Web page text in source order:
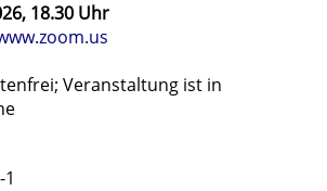
18.30 Uhr
Veranstaltung ist in